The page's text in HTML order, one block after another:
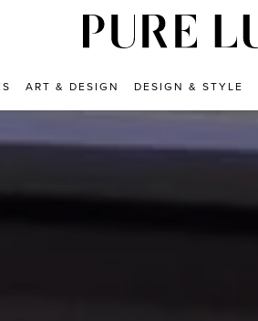
ART & DESIGN DESIGN & STYLE